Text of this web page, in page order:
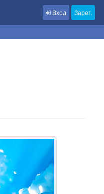
Вход Зарег.